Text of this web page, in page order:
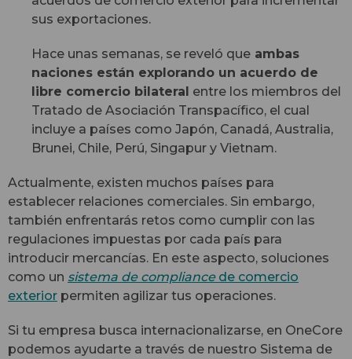
sus exportaciones.
Hace unas semanas, se reveló que ambas
naciones están explorando un acuerdo de
libre comercio bilateral entre los miembros del
Tratado de Asociación Transpacífico, el cual
incluye a países como Japón, Canadá, Australia,
Brunei, Chile, Perú, Singapur y Vietnam.
Actualmente, existen muchos países para
establecer relaciones comerciales. Sin embargo,
también enfrentarás retos como cumplir con las
regulaciones impuestas por cada país para
introducir mercancías. En este aspecto, soluciones
como un sistema de compliancede comercio
exterior permiten agilizar tus operaciones.
Si tu empresa busca internacionalizarse, en OneCore
podemos ayudarte a través de nuestro Sistema de